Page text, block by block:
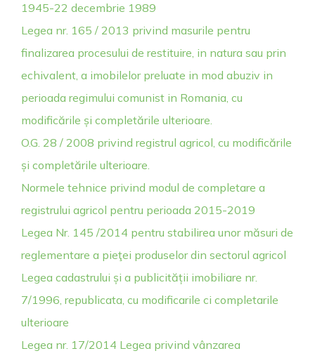
1945-22 decembrie 1989
Legea nr. 165 / 2013 privind masurile pentru
finalizarea procesului de restituire, in natura sau prin
echivalent, a imobilelor preluate in mod abuziv in
perioada regimului comunist in Romania, cu
modificările și completările ulterioare.
O.G. 28 / 2008 privind registrul agricol, cu modificările
și completările ulterioare.
Normele tehnice privind modul de completare a
registrului agricol pentru perioada 2015-2019
Legea Nr. 145 /2014 pentru stabilirea unor măsuri de
reglementare a pieţei produselor din sectorul agricol
Legea cadastrului și a publicității imobiliare nr.
7/1996, republicata, cu modificarile ci completarile
ulterioare
Legea nr. 17/2014 Legea privind vânzarea